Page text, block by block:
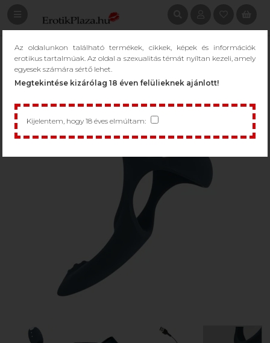
Az oldalunkon található termékek, cikkek, képek és információk
erotikus tartalmúak. Az oldal a szexualitás témát nyíltan kezeli, amely
egyesek számára sértő lehet.
Megtekintése kizárólag 18 éven felülieknek ajánlott!
Kijelentem, hogy 18 éves elmúltam: